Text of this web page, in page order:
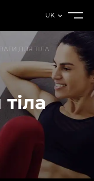
UK
ВАГИ ДЛЯ ТІЛА